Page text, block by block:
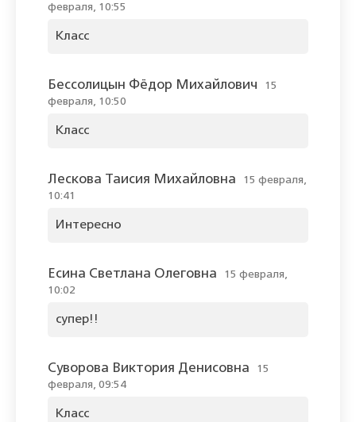
февраля, 10:55
Класс
Бессолицын Фёдор Михайлович
15
февраля, 10:50
Класс
Лескова Таисия Михайловна
15 февраля,
10:41
Интересно
Есина Светлана Олеговна
15 февраля,
10:02
супер!!
Суворова Виктория Денисовна
15
февраля, 09:54
Класс